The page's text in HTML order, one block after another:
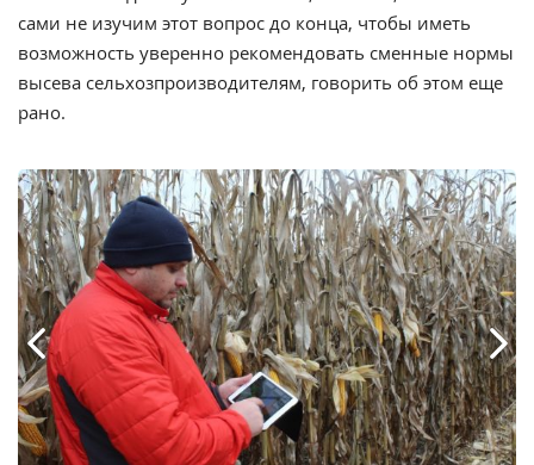
сами не изучим этот вопрос до конца, чтобы иметь
возможность уверенно рекомендовать сменные нормы
высева сельхозпроизводителям, говорить об этом еще
рано.